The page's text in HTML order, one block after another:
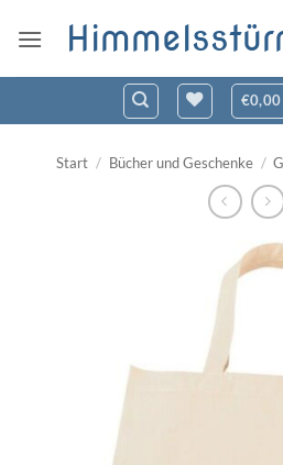
Inhalt
€0,00
Start / Bücher und Geschenke /